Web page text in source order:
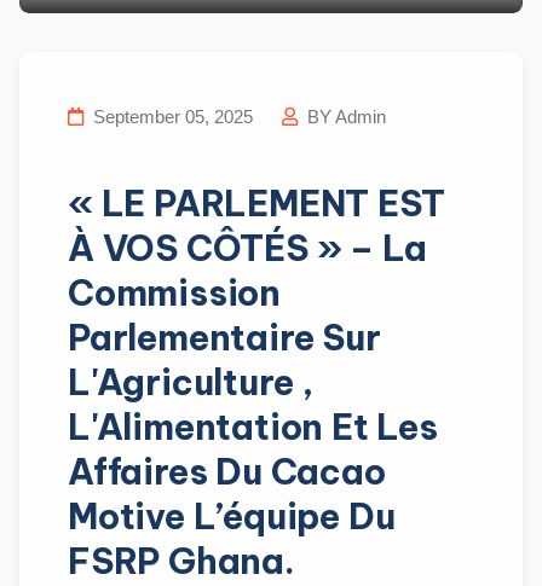
September 05, 2025 BY Admin
« LE PARLEMENT EST
À VOS CÔTÉS » – La
Commission
Parlementaire Sur
L'Agriculture ,
L'Alimentation Et Les
Affaires Du Cacao
Motive L’équipe Du
FSRP Ghana.